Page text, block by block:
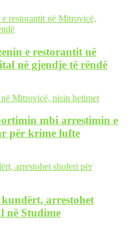
e restorantit në
në gjendje të rëndë
mbi arrestimin e
për krime lufte
arrestohet
në Studime